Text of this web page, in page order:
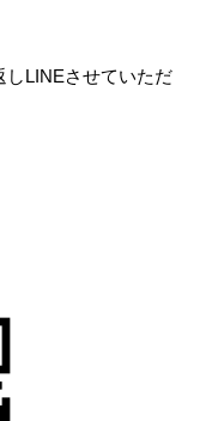
しLINEさせていただ